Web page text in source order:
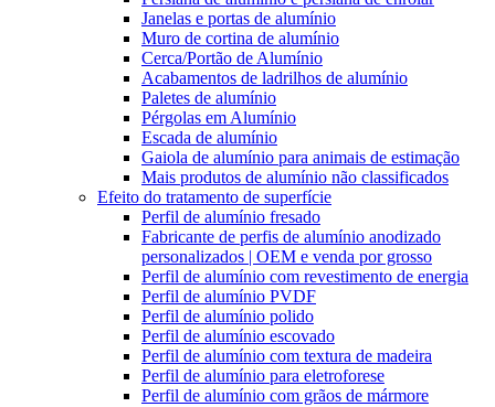
Janelas e portas de alumínio
Muro de cortina de alumínio
Cerca/Portão de Alumínio
Acabamentos de ladrilhos de alumínio
Paletes de alumínio
Pérgolas em Alumínio
Escada de alumínio
Gaiola de alumínio para animais de estimação
Mais produtos de alumínio não classificados
Efeito do tratamento de superfície
Perfil de alumínio fresado
Fabricante de perfis de alumínio anodizado
personalizados | OEM e venda por grosso
Perfil de alumínio com revestimento de energia
Perfil de alumínio PVDF
Perfil de alumínio polido
Perfil de alumínio escovado
Perfil de alumínio com textura de madeira
Perfil de alumínio para eletroforese
Perfil de alumínio com grãos de mármore